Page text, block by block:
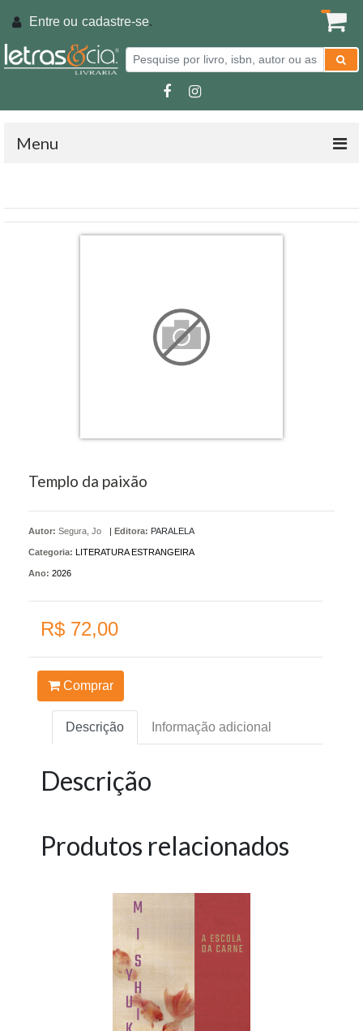
Entre ou cadastre-se.
Menu
Templo da paixão
Autor: Segura, Jo | Editora: PARALELA
Categoria: LITERATURA ESTRANGEIRA
Ano: 2026
R$ 72,00
Comprar
Descrição Informação adicional
Descrição
Produtos relacionados